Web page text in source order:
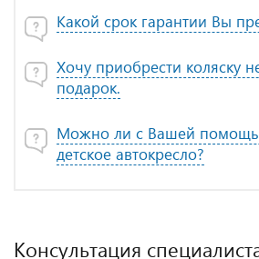
Какой срок гарантии Вы
Хочу приобрести коляску
подарок.
Можно ли с Вашей
детское автокресло?
Консультация